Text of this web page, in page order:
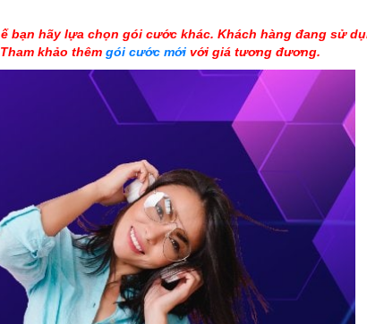
bạn hãy lựa chọn gói cước khác. Khách hàng đang sử
khảo thêm gói cước mới với giá tương đương.